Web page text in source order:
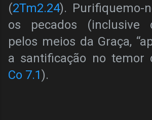
(2Tm2.24). Purifiquemo-
os pecados (inclusive
pelos meios da Graça,
a santificação no temor
Co 7.1).